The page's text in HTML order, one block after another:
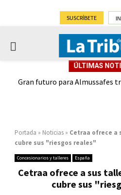
SUSCRÍBETE
PRIMARY
ÚLTIMAS
Gran futuro para Almussafes
Portada » Noticias » Cetraa ofrece a
cubre sus "riesgos reales"
Concesionarios y talleres España
Cetraa ofrece a sus
cubre sus